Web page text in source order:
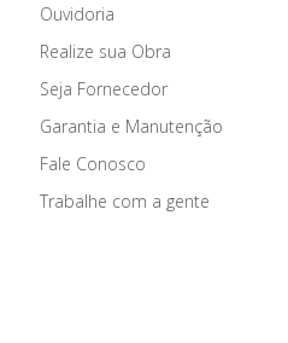
Ouvidoria
Realize sua Obra
Seja Fornecedor
Garantia e Manutenção
Fale Conosco
Trabalhe com a gente